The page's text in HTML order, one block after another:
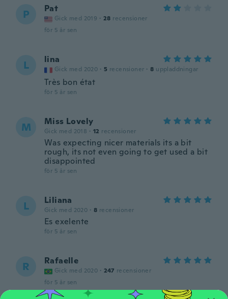
P Pat
Gick med 2019 · 28 recensioner
för 5 år sen
L lina
Gick med 2020 · 5 recensioner · 8 uppladdningar
Très bon état
för 5 år sen
M Miss Lovely
Gick med 2018 · 12 recensioner
Was expecting nicer materials its a bit
rough, its not even going to get used a bit
disappointed
för 5 år sen
L Liliana
Gick med 2020 · 8 recensioner
Es exelente
för 5 år sen
R Rafaelle
Gick med 2020 · 247 recensioner
för 5 år sen